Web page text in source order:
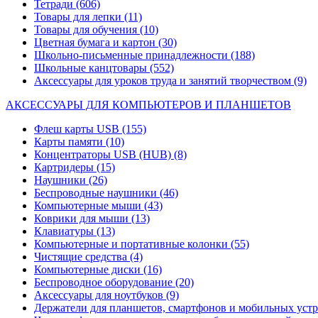
Тетради (606)
Товары для лепки (11)
Товары для обучения (10)
Цветная бумага и картон (30)
Школьно-письменные принадлежности (188)
Школьные канцтовары (552)
Аксессуары для уроков труда и занятий творчеством (9)
АКСЕССУАРЫ ДЛЯ КОМПЬЮТЕРОВ И ПЛАНШЕТОВ
Флеш карты USB (155)
Карты памяти (10)
Концентраторы USB (HUB) (8)
Картридеры (15)
Наушники (26)
Беспроводные наушники (46)
Компьютерные мыши (43)
Коврики для мыши (13)
Клавиатуры (13)
Компьютерные и портативные колонки (55)
Чистящие средства (4)
Компьютерные диски (16)
Беспроводное оборудование (20)
Аксессуары для ноутбуков (9)
Держатели для планшетов, смартфонов и мобильных